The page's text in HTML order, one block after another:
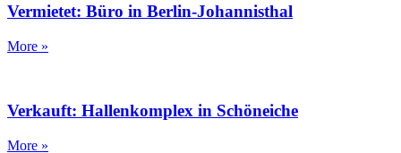
Vermietet: Büro in Berlin-Johannisthal
More »
Verkauft: Hallenkomplex in Schöneiche
More »